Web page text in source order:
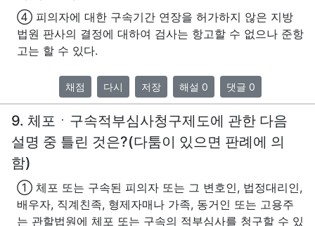
④ 피의자에 대한 구속기간 연장을 허가하지 않은 지방
법원 판사의 결정에 대하여 검사는 항고할 수 없으나 준항
고는 할 수 있다.
채점 다시 저장 해설 0 댓글 0
9. 체포ㆍ구속적부심사청구제도에 관한 다음
설명 중 틀린 것은?(다툼이 있으면 판례에 의
함)
① 체포 또는 구속된 피의자 또는 그 변호인, 법정대리인,
배우자, 직계친족, 형제자매나 가족, 동거인 또는 고용주
는 관할법원에 체포 또는 구속의 적부심사를 청구할 수 있